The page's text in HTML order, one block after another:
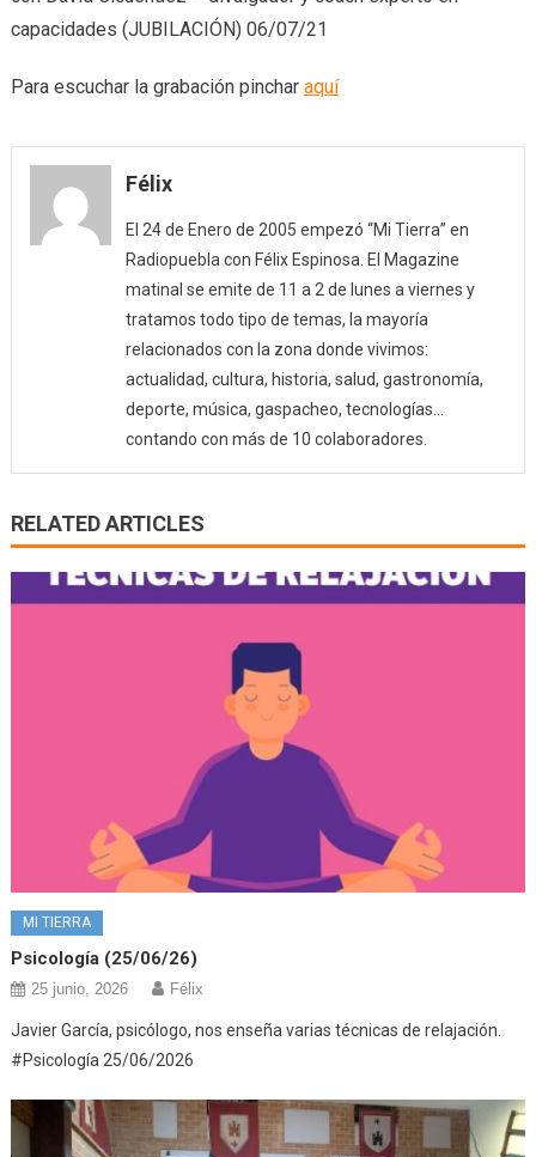
capacidades (JUBILACIÓN) 06/07/21
Para escuchar la grabación pinchar aquí
Félix
El 24 de Enero de 2005 empezó “Mi Tierra” en
Radiopuebla con Félix Espinosa. El Magazine
matinal se emite de 11 a 2 de lunes a viernes y
tratamos todo tipo de temas, la mayoría
relacionados con la zona donde vivimos:
actualidad, cultura, historia, salud, gastronomía,
deporte, música, gaspacheo, tecnologías…
contando con más de 10 colaboradores.
RELATED ARTICLES
MI TIERRA
Psicología (25/06/26)
25 junio, 2026 Félix
Javier García, psicólogo, nos enseña varias técnicas de relajación.
#Psicología 25/06/2026